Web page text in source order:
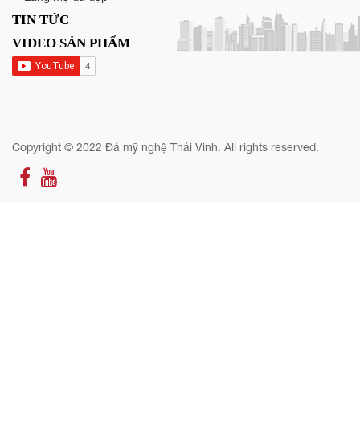
TIN TỨC
VIDEO SẢN PHẨM
Copyright © 2022 Đá mỹ nghệ Thái Vinh. All rights reserved.